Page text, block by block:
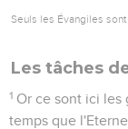
Seuls les Évangiles
Les tâches
1 Or ce sont ici les
temps que